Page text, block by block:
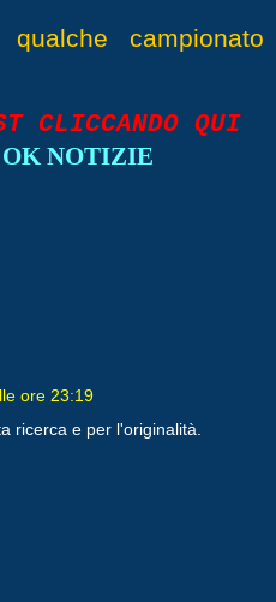
campionato
CLICCANDO QUI
OK NOTIZIE
ore 23:19
ricerca e per l'originalità.